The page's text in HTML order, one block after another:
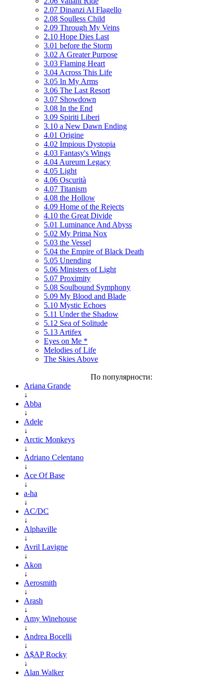
2.07 Dinanzi Al Flagello
2.08 Soulless Child
2.09 Through My Veins
2.10 Hope Dies Last
3.01 before the Storm
3.02 A Greater Purpose
3.03 Flaming Heart
3.04 Across This Life
3.05 In My Arms
3.06 The Last Resort
3.07 Showdown
3.08 In the End
3.09 Spiriti Liberi
3.10 a New Dawn Ending
4.01 Origine
4.02 Impious Dystopia
4.03 Fantasy's Wings
4.04 Aureum Legacy
4.05 Light
4.06 Oscurità
4.07 Titanism
4.08 the Hollow
4.09 Home of the Rejects
4.10 the Great Divide
5.01 Luminance And Abyss
5.02 My Prima Nox
5.03 the Vessel
5.04 the Empire of Black Death
5.05 Unending
5.06 Ministers of Light
5.07 Proximity
5.08 Soulbound Symphony
5.09 My Blood and Blade
5.10 Mystic Echoes
5.11 Under the Shadow
5.12 Sea of Solitude
5.13 Artifex
Eyes on Me *
Melodies of Life
The Skies Above
По популярности:
Ariana Grande
↓
Abba
↓
Adele
↓
Arctic Monkeys
↓
Adriano Celentano
↓
Ace Of Base
↓
a-ha
↓
AC/DC
↓
Alphaville
↓
Avril Lavigne
↓
Akon
↓
Aerosmith
↓
Arash
↓
Amy Winehouse
↓
Andrea Bocelli
↓
A$AP Rocky
↓
Alan Walker